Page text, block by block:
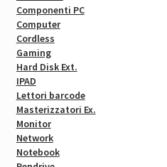
Componenti PC
Computer
Cordless
Gaming
Hard Disk Ext.
IPAD
Lettori barcode
Masterizzatori Ex.
Monitor
Network
Notebook